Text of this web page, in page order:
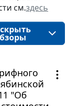
см.здесь
"Об